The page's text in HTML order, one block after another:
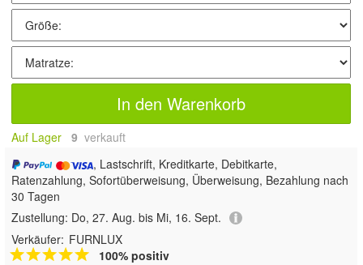
In den Warenkorb
Auf Lager 9 verkauft
, Lastschrift, Kreditkarte, Debitkarte,
Ratenzahlung, Sofortüberweisung, Überweisung, Bezahlung nach
30 Tagen
Zustellung: Do, 27. Aug. bis Mi, 16. Sept.
Verkäufer: FURNLUX
100% positiv